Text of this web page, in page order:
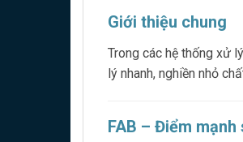
Giới thiệu chung
Trong các hệ thống xử
lý nhanh, nghiền nhỏ
FAB – Điểm mạnh